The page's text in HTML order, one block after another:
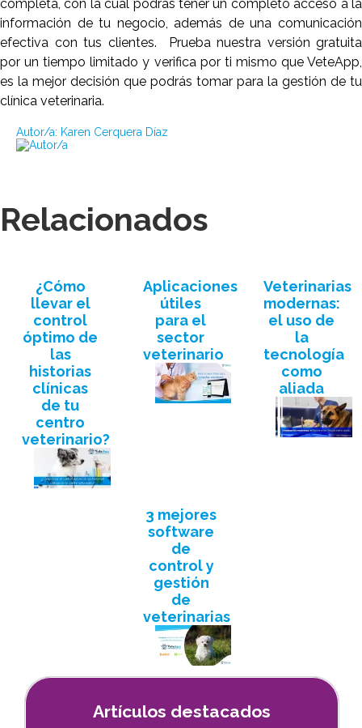
completa, con la cual podrás tener un completo acceso a la
información de tu negocio, además de una comunicación
efectiva con tus clientes. Prueba nuestra versión gratuita
por un tiempo limitado y verifica por ti mismo que VeteApp,
es la mejor decisión que podrás tomar para la gestión de tu
clínica veterinaria.
Autor/a: Karen Cerquera Díaz
Relacionados
¿Cómo
llevar el
control
óptimo de
las
historias
clínicas
de tu
centro
veterinario?
Aplicaciones
útiles
para el
sector
veterinario
Veterinarias
modernas:
el uso de
la
tecnología
como
aliada
3 mejores
software
de
control y
gestión
de
veterinarias
Artículos destacados